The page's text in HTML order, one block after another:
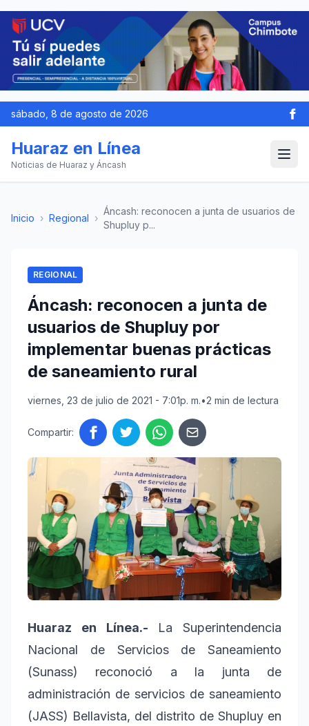
sábado, 8 de agosto de 2026
Huaraz en Línea
Noticias de Huaraz y Áncash
Inicio › Regional ›
Áncash: reconocen a junta de usuarios de
Shupluy p...
REGIONAL
Áncash: reconocen a junta de
usuarios de Shupluy por
implementar buenas prácticas
de saneamiento rural
viernes, 23 de julio de 2021 - 7:01p. m.•2 min de lectura
Compartir:
Huaraz en Línea.- La Superintendencia
Nacional de Servicios de Saneamiento
(Sunass) reconoció a la junta de
administración de servicios de saneamiento
(JASS) Bellavista, del distrito de Shupluy en